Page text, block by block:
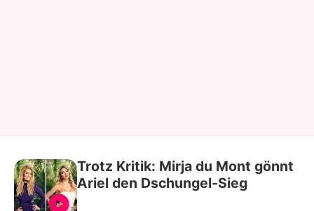
Trotz Kritik: Mirja du Mont gönnt
Ariel den Dschungel-Sieg